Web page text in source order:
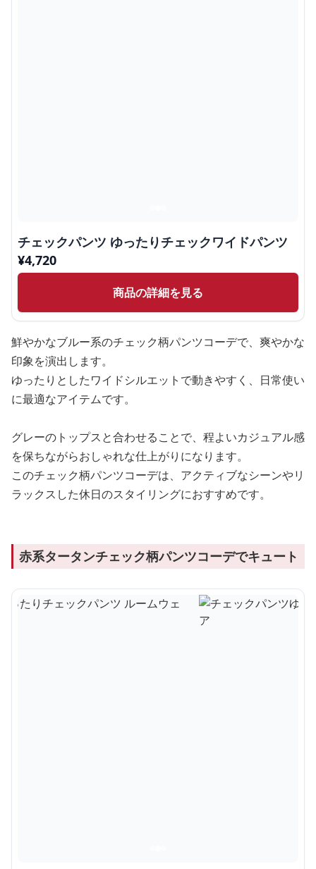
チェックパンツ ゆったりチェックワイドパンツ
¥4,720
商品の詳細を見る
鮮やかなブルー系のチェック柄パンツコーデで、爽やかな
印象を演出します。
ゆったりとしたワイドシルエットで動きやすく、日常使い
に最適なアイテムです。
グレーのトップスと合わせることで、程よいカジュアル感
を保ちながらおしゃれな仕上がりになります。
このチェック柄パンツコーデは、アクティブなシーンやリ
ラックスした休日のスタイリングにおすすめです。
赤系タータンチェック柄パンツコーデでキュート